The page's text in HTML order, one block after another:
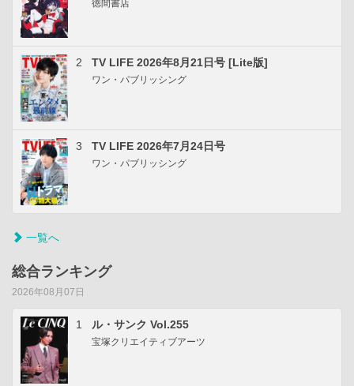
徳間書店
2 TV LIFE 2026年8月21日号 [Lite版]
ワン・パブリッシング
3 TV LIFE 2026年7月24日号
ワン・パブリッシング
一覧へ
総合ランキング
2026年08月07日
1 ル・サンク Vol.255
宝塚クリエイティブアーツ